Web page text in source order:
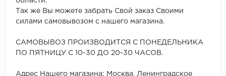
Так же Вы можете забрать Свой заказ Своими
силами самовывозом с нашего магазина.
САМОВЫВОЗ ПРОИЗВОДИТСЯ С ПОНЕДЕЛЬНИКА
ПО ПЯТНИЦУ С 10-30 ДО 20-30 ЧАСОВ.
Адрес Нашего магазина; Москва, Ленинградское